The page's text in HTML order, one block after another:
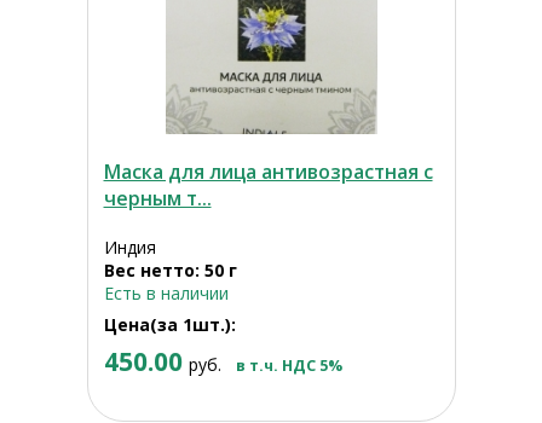
Маска для лица антивозрастная с
черным т...
Индия
Вес нетто: 50 г
Есть в наличии
Цена(за 1шт.):
450.00 руб. в т.ч. НДС 5%